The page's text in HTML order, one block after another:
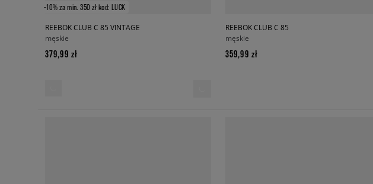
-10% za min. 350 zł kod: LUCK
REEBOK CLUB C 85 VINTAGE
męskie
379,99 zł
REEBOK CLUB C 85
męskie
359,99 zł